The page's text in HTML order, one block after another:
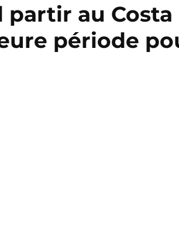
partir au Costa
période